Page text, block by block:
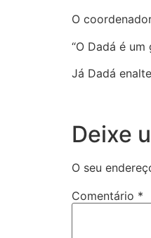
O
“O Dadá é
Já Dadá
Deixe
O seu
Comentário *